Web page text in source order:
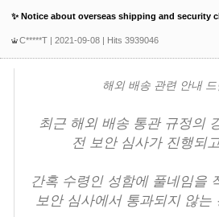
✨ Notice about overseas shipping and security
C*****T | 2021-09-08 | Hits 3939046
해외 배송 관련 안내 드
최근 해외 배송 통관 규정의
전 보안 심사가 진행되
간혹 수령인 성함에 풀네임을
보안 심사에서 통과되지 않는